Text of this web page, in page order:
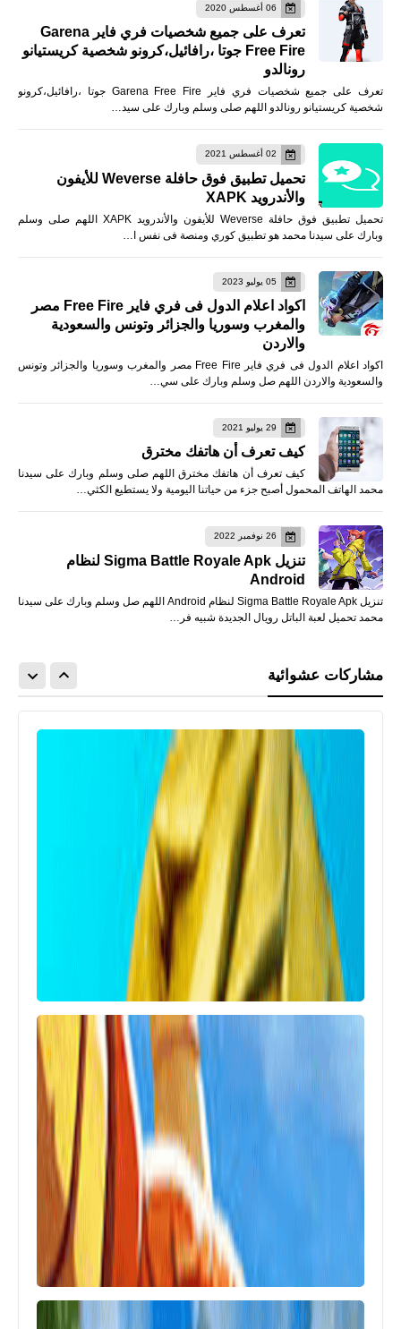
06 أغسطس 2020
تعرف على جميع شخصيات فري فاير Garena
Free Fire جوتا ،رافائيل،كرونو شخصية كريستيانو
رونالدو
تعرف على جميع شخصيات فري فاير Garena Free Fire جوتا ،رافائيل،كرونو
شخصية كريستيانو رونالدو اللهم صلى وسلم وبارك على سيد…
02 أغسطس 2021
تحميل تطبيق فوق حافلة Weverse للأيفون
والأندرويد XAPK
تحميل تطبيق فوق حافلة Weverse للأيفون والأندرويد XAPK اللهم صلى وسلم
وبارك على سيدنا محمد هو تطبيق كوري ومنصة فى نفس ا…
05 يوليو 2023
اكواد اعلام الدول فى فري فاير Free Fire مصر
والمغرب وسوريا والجزائر وتونس والسعودية
والاردن
اكواد اعلام الدول فى فري فاير Free Fire مصر والمغرب وسوريا والجزائر وتونس
والسعودية والاردن اللهم صل وسلم وبارك على سي…
29 يوليو 2021
كيف تعرف أن هاتفك مخترق
كيف تعرف أن هاتفك مخترق اللهم صلى وسلم وبارك على سيدنا
محمد الهاتف المحمول أصبح جزء من حياتنا اليومية ولا يستطيع الكثي…
26 نوفمبر 2022
تنزيل Sigma Battle Royale Apk لنظام
Android
تنزيل Sigma Battle Royale Apk لنظام Android اللهم صل وسلم وبارك على سيدنا
محمد تحميل لعبة الباتل رويال الجديدة شبيه فر…
مشاركات عشوائية